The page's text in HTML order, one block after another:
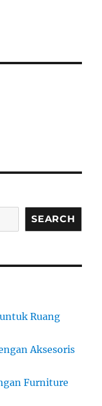
SEARCH
Ruang
Aksesoris
Furniture